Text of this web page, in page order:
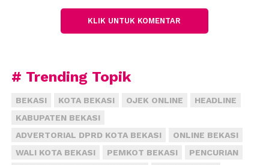
waktu sekitar enam bulan,” jelasnya.
terealisasi. Ia juga menekankan pentingnya kualitas
Anggaran Biaya (RAB) yang telah disepakati dalam
kontrak pekerjaan.
KLIK UNTUK KOMENTAR
# Trending Topik
BEKASI KOTA BEKASI OJEK ONLINE
HEADLINE
KABUPATEN BEKASI
ADVERTORIAL DPRD KOTA BEKASI
ONLINE BEKASI
WALI KOTA BEKASI
PEMKOT BEKASI
PENCURIAN